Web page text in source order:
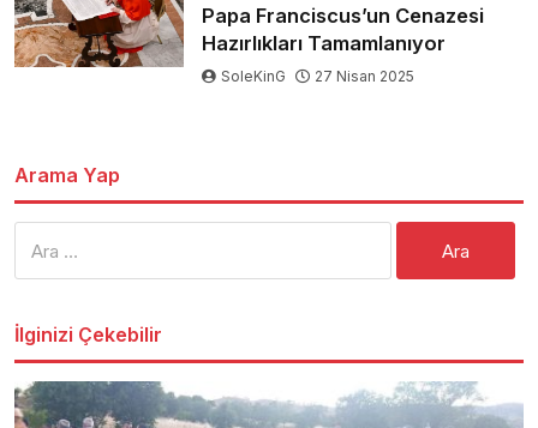
Papa Franciscus’un Cenazesi
Hazırlıkları Tamamlanıyor
SoleKinG 27 Nisan 2025
Arama Yap
İlginizi Çekebilir